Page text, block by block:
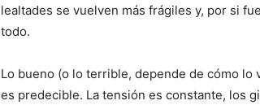
lealtades se vuelven más frágiles y, por si
todo.
Lo bueno (o lo terrible, depende de cómo lo
es predecible. La tensión es constante, los